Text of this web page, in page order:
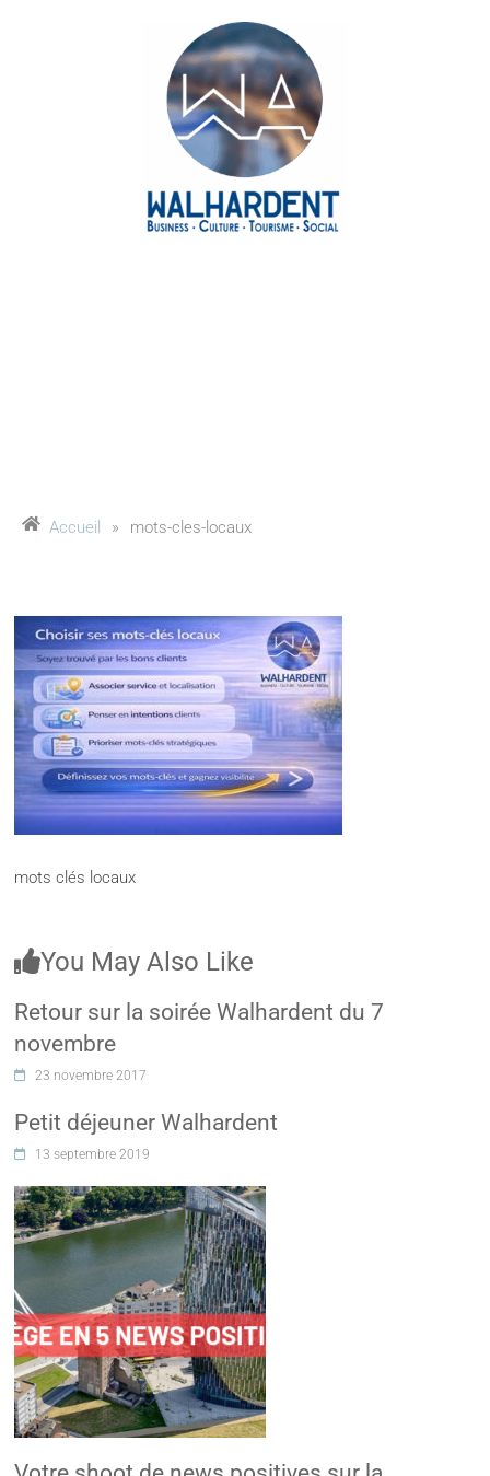
Accueil » mots-cles-locaux
mots clés locaux
You May Also Like
Retour sur la soirée Walhardent du 7
novembre
23 novembre 2017
Petit déjeuner Walhardent
13 septembre 2019